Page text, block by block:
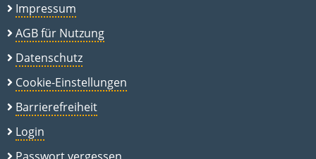
Impressum
AGB für Nutzung
Datenschutz
Cookie-Einstellungen
Barrierefreiheit
Login